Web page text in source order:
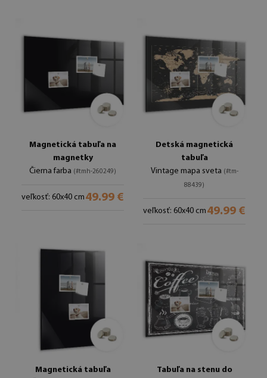
Magnetická tabuľa na
magnetky
Čierna farba (#tmh-260249)
veľkosť: 60x40 cm 49.99 €
Detská magnetická
tabuľa
Vintage mapa sveta (#tm-
88439)
veľkosť: 60x40 cm 49.99 €
Magnetická tabuľa
Tabuľa na stenu do